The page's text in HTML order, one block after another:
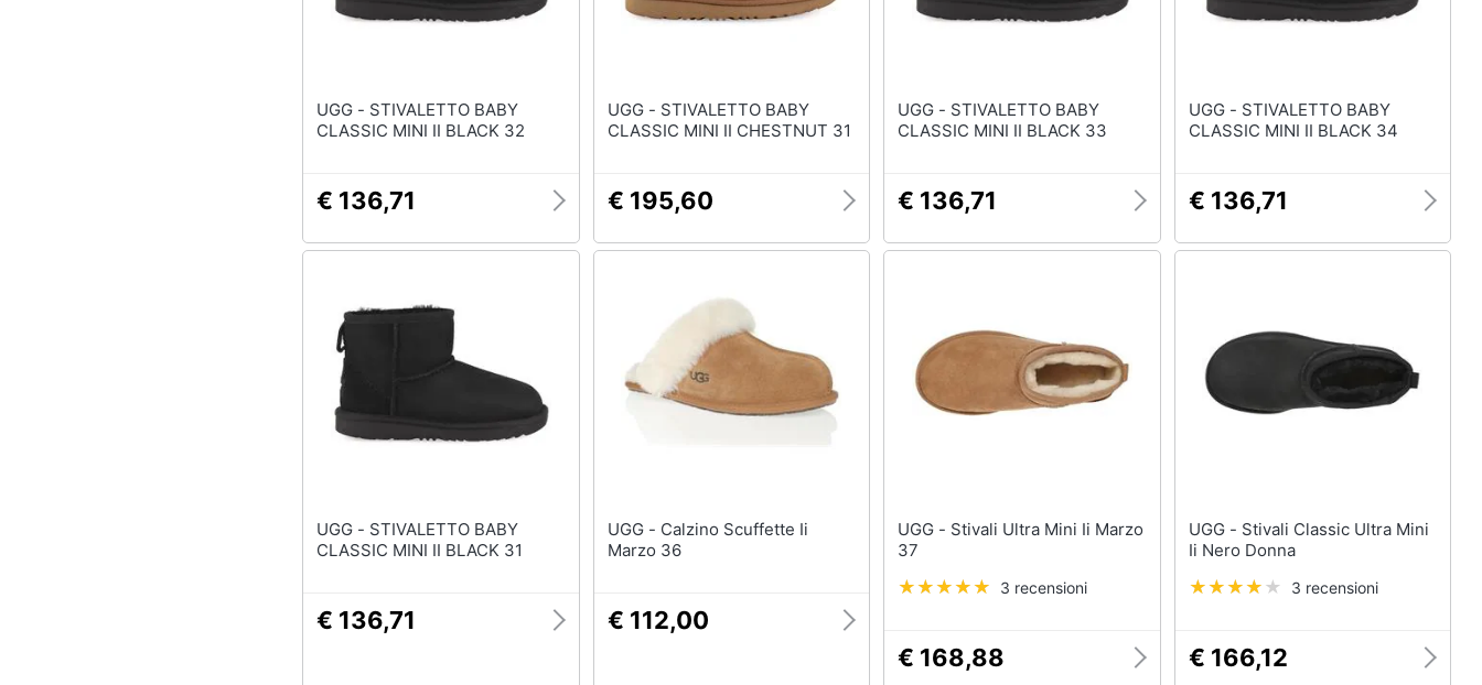
UGG - STIVALETTO BABY
CLASSIC MINI II BLACK 32
€ 136,71
UGG - STIVALETTO BABY
CLASSIC MINI II CHESTNUT 31
€ 195,60
UGG - STIVALETTO BABY
CLASSIC MINI II BLACK 33
€ 136,71
UGG - STIVALETTO BABY
CLASSIC MINI II BLACK 34
€ 136,71
UGG - STIVALETTO BABY
CLASSIC MINI II BLACK 31
€ 136,71
UGG - Calzino Scuffette Ii
Marzo 36
€ 112,00
UGG - Stivali Ultra Mini Ii Marzo
37
3 recensioni
€ 168,88
UGG - Stivali Classic Ultra Mini
Ii Nero Donna
3 recensioni
€ 166,12